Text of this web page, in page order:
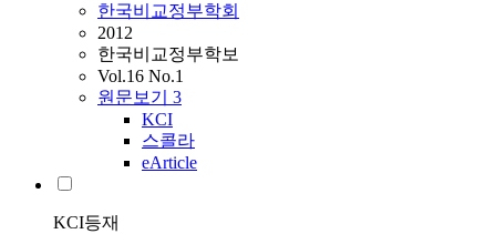
한국비교정부학회
2012
한국비교정부학보
Vol.16 No.1
원문보기 3
KCI
스콜라
eArticle
KCI등재